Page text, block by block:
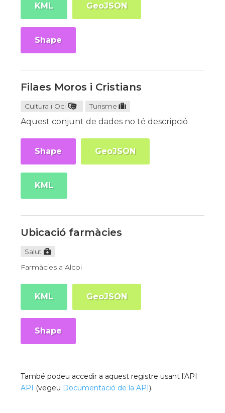
KML GeoJSON
Shape
Filaes Moros i Cristians
Cultura i Oci Turisme
Aquest conjunt de dades no té descripció
Shape GeoJSON
KML
Ubicació farmàcies
Salut
Farmàcies a Alcoi
KML GeoJSON
Shape
També podeu accedir a aquest registre usant l'API
API (vegeu Documentació de la API).